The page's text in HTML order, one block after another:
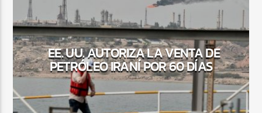
EE. UU. AUTORIZA LA VENTA DE
PETRÓLEO IRANÍ POR 60 DÍAS